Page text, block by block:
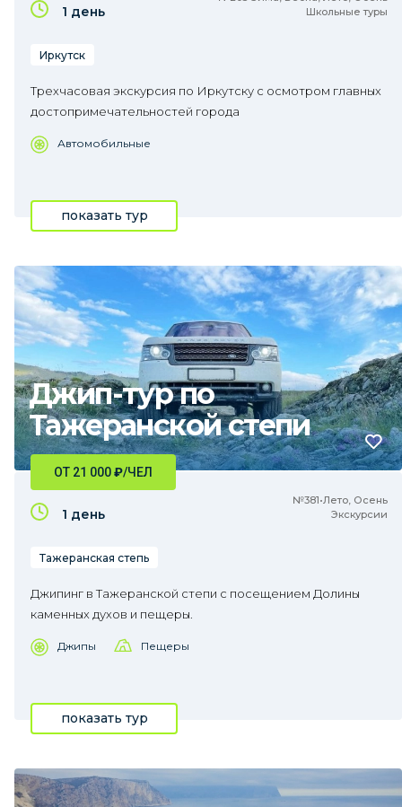
Школьные туры
1 день
Иркутск
Трехчасовая экскурсия по Иркутску с осмотром главных
достопримечательностей города
Автомобильные
показать тур
Джип-тур по
Тажеранской степи
№381•Лето, Осень
Экскурсии
ОТ 21 000₽/ЧЕЛ
1 день
Тажеранская степь
Джипинг в Тажеранской степи с посещением Долины
каменных духов и пещеры.
Джипы Пещеры
показать тур